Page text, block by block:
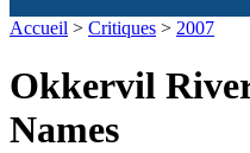
Accueil > Critiques > 2007
Okkervil
Names